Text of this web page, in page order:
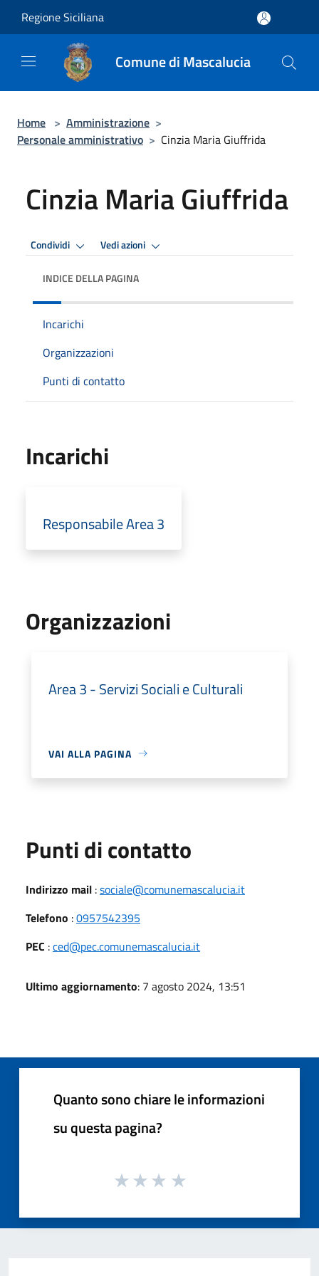
Regione Siciliana
Comune di Mascalucia
Home > Amministrazione >
Personale amministrativo > Cinzia Maria Giuffrida
Cinzia Maria Giuffrida
Condividi Vedi azioni
INDICE DELLA PAGINA
Incarichi
Organizzazioni
Punti di contatto
Incarichi
Responsabile Area 3
Organizzazioni
Area 3 - Servizi Sociali e Culturali
VAI ALLA PAGINA
Punti di contatto
Indirizzo mail :sociale@comunemascalucia.it
Telefono :0957542395
PEC :ced@pec.comunemascalucia.it
Ultimo aggiornamento: 7 agosto 2024, 13:51
Quanto sono chiare le informazioni
su questa pagina?